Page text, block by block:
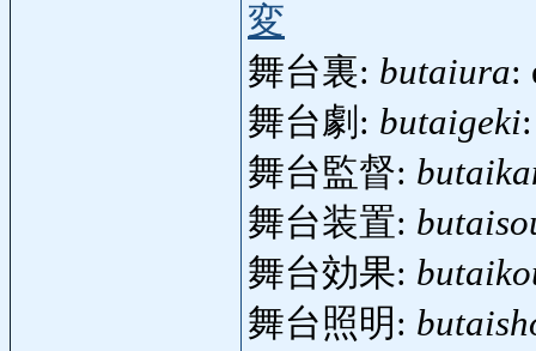
変
舞台裏: butaiura:
舞台劇: butaigeki
舞台監督:
舞台装置:
舞台効果:
舞台照明: